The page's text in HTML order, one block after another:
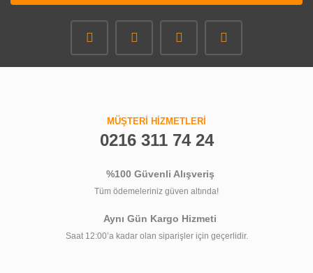
MÜŞTERİ HİZMETLERİ
0216 311 74 24
%100 Güvenli Alışveriş
Tüm ödemeleriniz güven altında!
Aynı Gün Kargo Hizmeti
Saat 12:00’a kadar olan siparişler için geçerlidir.